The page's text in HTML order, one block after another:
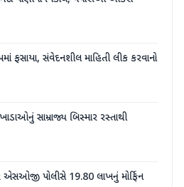
ફસાયા, સંવેદનશીલ માહિતી લીક કરવાનો
સામ્રાજ્ય બિસ્માર રસ્તાથી
એસઓજી પોલીસે 19.80 લાખનું મોર્ફિન